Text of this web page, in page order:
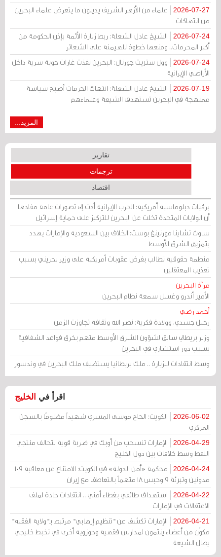
2026-07-27
علماء من الأزهر الشريف يدينون ما يتعرض علماء البحرين
من انتهاكات
2026-07-24
الشيخ عادل الشعلة: ربط زيارة الأئمة بإذن الحكومة من
أكبر المحرمات.. ومنعها خطوة للهيمنة على الشعائر
2026-07-24
وول ستريت جورنال: البحرين نفذت غارات جوية سرية داخل
الأراضي الإيرانية
2026-07-19
الشيخ عادل الشعلة: انتهاك الحرمات أصبح سياسة
ممنهجة في البحرين تستهدف الشيعة وعلماءهم
المزيد...
تقارير
ترجمات
اقتصاد
برقيات دبلوماسية أمريكية: الحرب الإيرانية أدت إلى تصورات عامة مفادها
أن الولايات المتحدة تخلت عن البحرين للتركيز على حماية إسرائيل
ساوث تشاينا مورنينغ بوست: الخلاف بين السعودية والإمارات يهدد
بتمزيق الشرق الأوسط
منظمة حقوقية تطالب بفرض عقوبات أمريكية على وزير بحريني بسبب
تعذيب المعتقلين
مرآة البحرين
الأمير أندرو وغسل سمعة نظام البحرين
أحمد رضي
رحيل جسدي، وولادة فكرية: نصر الله وثقافة تجاوزت الزمن
وزير بريطاني سابق لشؤون الشرق الأوسط متهم بخرق قواعد الشفافية
بسبب دور استشاري في البحرين
وسط انتقادات للزيارة .. ملك بريطانيا يستضيف ملك البحرين في وندسور
اقرأ في الخليج
2026-06-02
الكويت: الحاج موسى المسري شهيداً مظلومًا بالسجن
المركزي
2026-04-29
الإمارات تنسحب من أوبك في ضربة قوية لتحالف منتجي
النفط وسط خلافات بين دول الخليج
2026-04-24
محكمة «أمن الدولة» في الكويت: الامتناع عن معاقبة 109
مدونين وتبرئة 9 وحبس 18 متهماً بالتعاطف مع إيران
2026-04-22
استهداف طائفي بغطاء أمني .. انتقادات حادة لملف
الاعتقالات في الإمارات
2026-04-21
الإمارات تكشف عن "تنظيم إرهابي" مرتبط بـ"ولاية الفقيه"
مكوّن من أعضاء ينتمون لمدارس فقهية وحوزوية أخرى في تخبط خليجي
يطال الشيعة